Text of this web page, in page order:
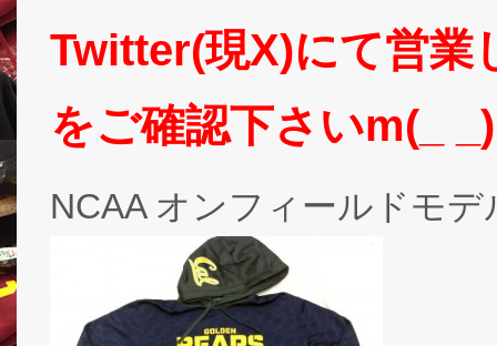
Twitter(現X)にて営業
をご確認下さいm(_
NCAA オンフィールドモデ